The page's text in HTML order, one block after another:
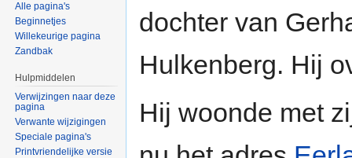
dochter van
Hulkenberg. Hij
Hij woonde met
Alle pagina's
Beginnetjes
Willekeurige pagina
Zandbak
Hulpmiddelen
Verwijzingen naar deze
pagina
Verwante wijzigingen
Speciale pagina's
Printvriendelijke versie